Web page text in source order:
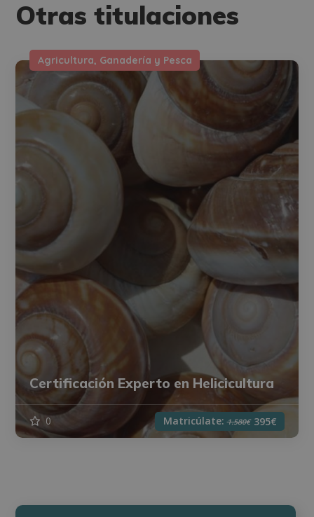
Otras titulaciones
Agricultura, Ganadería y Pesca
Certificación Experto en Helicicultura
0 Matricúlate:1.580€ 395€